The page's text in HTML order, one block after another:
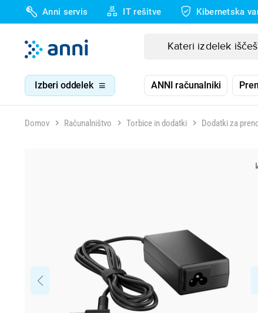
Anni servis IT rešitve Kibernetska
Izberi oddelek ANNI računalniki
Domov Računalništvo Torbice in dodatki Dodatki za